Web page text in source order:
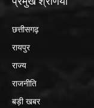
छत्तीसगढ़
रायपुर
राज्य
राजनीति
बड़ी खबर